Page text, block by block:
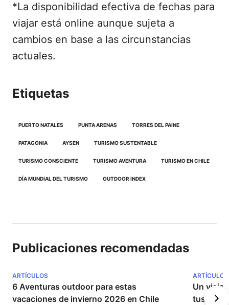
*La disponibilidad efectiva de fechas para
viajar está online aunque sujeta a
cambios en base a las circunstancias
actuales.
Etiquetas
PUERTO NATALES PUNTA ARENAS TORRES DEL PAINE
PATAGONIA AYSEN TURISMO SUSTENTABLE
TURISMO CONSCIENTE TURISMO AVENTURA TURISMO EN CHILE
DÍA MUNDIAL DEL TURISMO OUTDOOR INDEX
Publicaciones recomendadas
ARTÍCULOS
6 Aventuras outdoor para estas
vacaciones de invierno 2026 en Chile
ARTÍCULOS
Un viaje
tus